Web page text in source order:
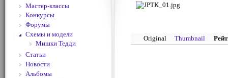
Мастер-классы
Конкурсы
Форумы
Схемы и модели
Мишки Тедди
Статьи
Новости
Альбомы
Original Thumbnail